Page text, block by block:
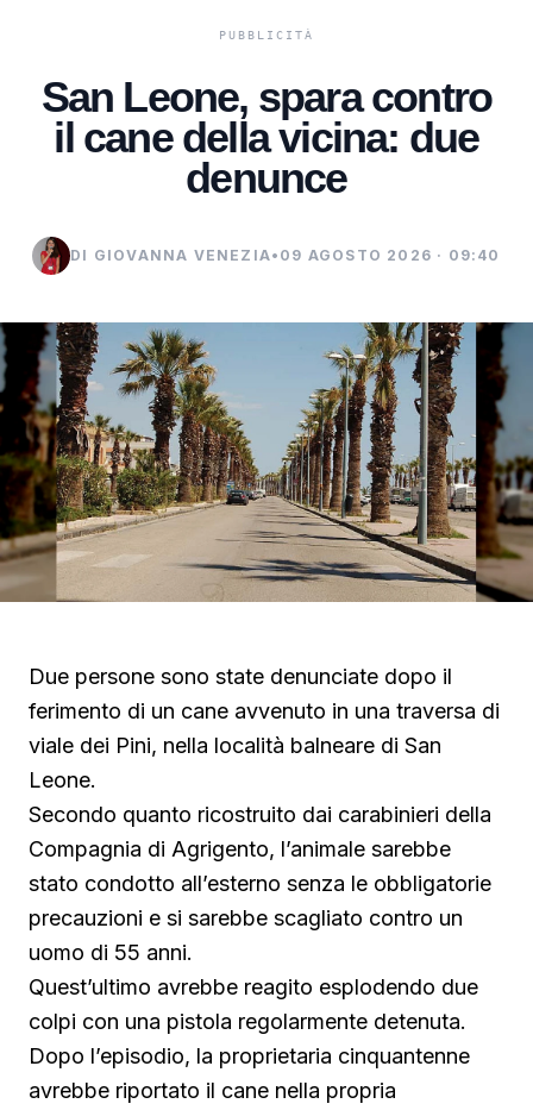
San Leone, spara contro
il cane della vicina: due
denunce
DI GIOVANNA VENEZIA• 09 AGOSTO 2026 · 09:40
Due persone sono state denunciate dopo il
ferimento di un cane avvenuto in una traversa di
viale dei Pini, nella località balneare di San
Leone.
Secondo quanto ricostruito dai carabinieri della
Compagnia di Agrigento, l’animale sarebbe
stato condotto all’esterno senza le obbligatorie
precauzioni e si sarebbe scagliato contro un
uomo di 55 anni.
Quest’ultimo avrebbe reagito esplodendo due
colpi con una pistola regolarmente detenuta.
Dopo l’episodio, la proprietaria cinquantenne
avrebbe riportato il cane nella propria